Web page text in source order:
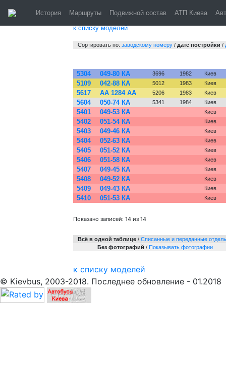
История Маршруты Подвижной состав АТП Киева
к списку моделей
Сортировать по: заводскому номеру / дате постройки /
5304 049-80 КА 3696 1982 Киев
5109 042-88 КА 5012 1983 Киев
5617 АА 1284 АА 5206 1983 Киев
5604 050-74 КА 5341 1984 Киев
5401 049-53 КА Киев
5402 051-54 КА Киев
5403 049-46 КА Киев
5404 052-63 КА Киев
5405 051-52 КА Киев
5406 051-58 КА Киев
5407 049-45 КА Киев
5408 049-52 КА Киев
5409 049-43 КА Киев
5410 051-53 КА Киев
Показано записей: 14 из 14
Всё в одной таблице / Cписанные и переданные
Без фотографий / Показывать фотографии
к списку моделей
© Kievbus, 2003-2018. Последнее обновление - 01.2018